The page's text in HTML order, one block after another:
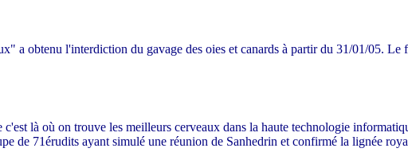
a obtenu l'interdiction du gavage des oies et canards à partir du 31/01/05. Le
là où on trouve les meilleurs cerveaux dans la haute technologie
de 71érudits ayant simulé une réunion de Sanhedrin et confirmé la lignée